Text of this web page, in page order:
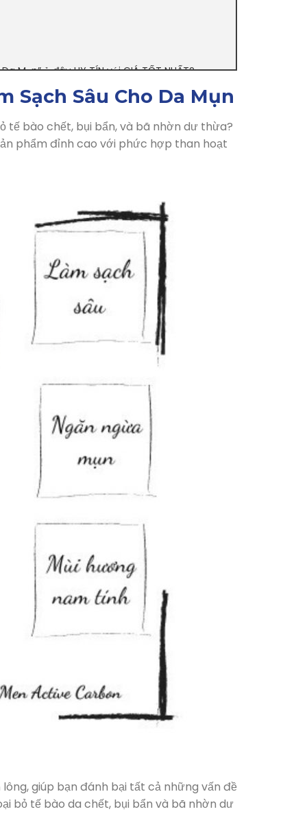
Mụn” ở đâu UY TÍN với GIÁ TỐT NHẤT?
Sạch Sâu Cho Da Mụn
tế bào chết, bụi bẩn, và bã nhờn dư thừa?
phẩm đỉnh cao với phức hợp than hoạt
giúp bạn đánh bại tất cả những vấn đề
bỏ tế bào da chết, bụi bẩn và bã nhờn dư